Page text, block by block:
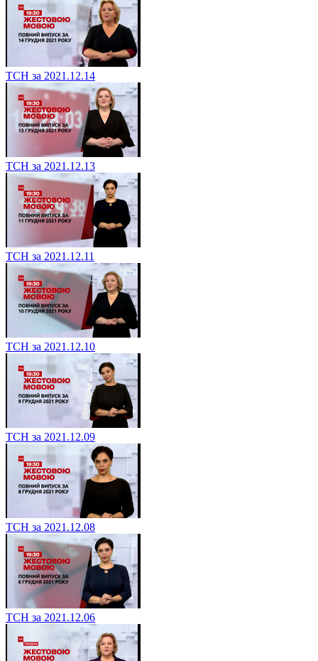
ТСН за 2021.12.14
ТСН за 2021.12.13
ТСН за 2021.12.11
ТСН за 2021.12.10
ТСН за 2021.12.09
ТСН за 2021.12.08
ТСН за 2021.12.06